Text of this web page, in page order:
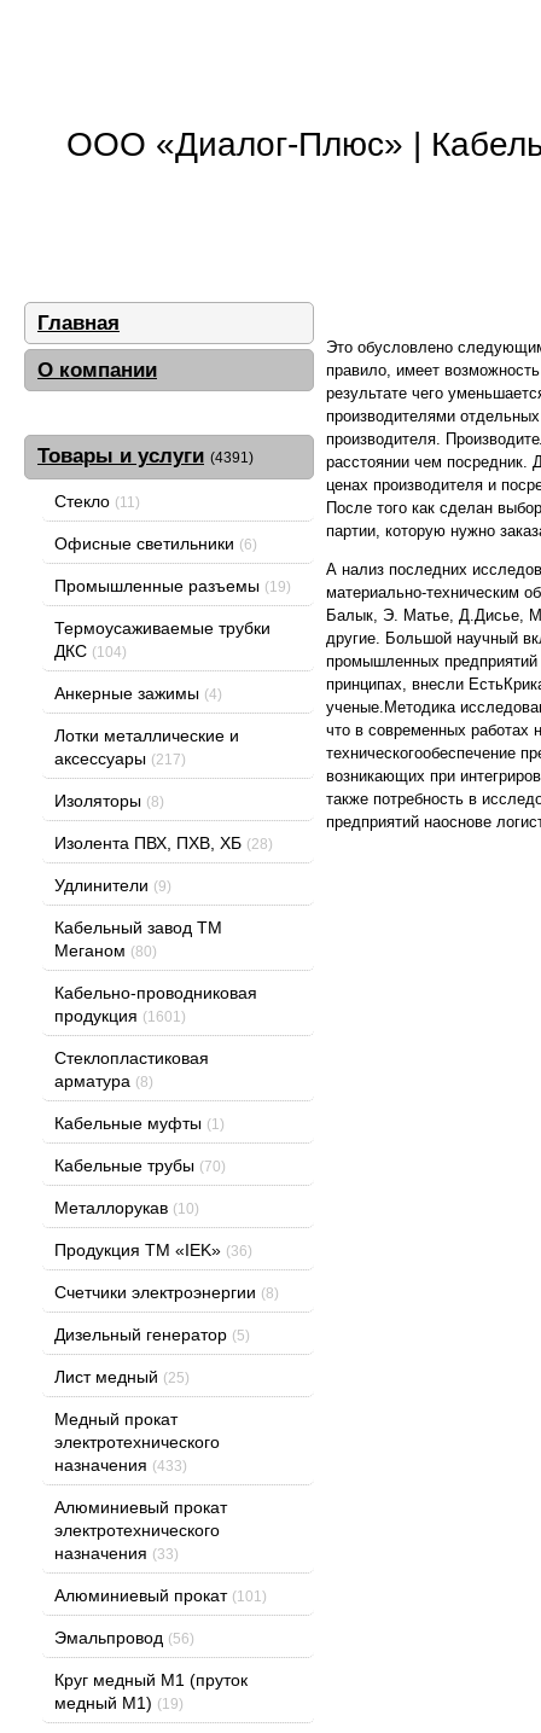
ООО «Диалог-Плюс» |
Главная
О компании
Товары и услуги (4391)
Стекло (11)
Офисные светильники (6)
Промышленные разъемы (19)
Термоусаживаемые трубки
ДКС (104)
Анкерные зажимы (4)
Лотки металлические и
аксессуары (217)
Изоляторы (8)
Изолента ПВХ, ПХВ, ХБ (28)
Удлинители (9)
Кабельный завод ТМ
Меганом (80)
Кабельно-проводниковая
продукция (1601)
Стеклопластиковая
арматура (8)
Кабельные муфты (1)
Кабельные трубы (70)
Металлорукав (10)
Продукция ТМ «IEK» (36)
Счетчики электроэнергии (8)
Дизельный генератор (5)
Лист медный (25)
Медный прокат
электротехнического
назначения (433)
Алюминиевый прокат
электротехнического
назначения (33)
Алюминиевый прокат (101)
Эмальпровод (56)
Круг медный М1 (пруток
медный М1) (19)
Это обусловлено
правило, имеет
результате чего
производителями
производителя.
расстоянии чем посредник.
ценах производителя и
После того как сделан
партии, которую нужно
А нализ последних
материально-техническим
Балык, Э. Матье, Д.Дисье,
другие. Большой научный
промышленных предприятий
принципах, внесли
ученые.Методика
что в современных работах
техническогообеспечение
возникающих при
также потребность в
предприятий наоснове